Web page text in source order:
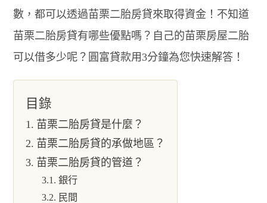
數，都可以透過苗栗二胎房貸來取得資金！不知道
苗栗二胎房貸有哪些優點嗎？自己的苗栗房屋二胎
可以借多少呢？圓富貸款用3分鐘為您快速解答！
目錄
苗栗二胎房貸是什麼？
苗栗二胎房貸的承做地區？
苗栗二胎房貸的管道？
銀行
民間